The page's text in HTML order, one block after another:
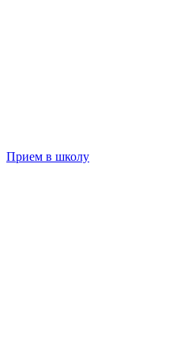
Прием в школу